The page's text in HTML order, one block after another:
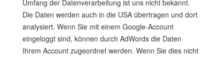
Umfang der Datenverarbeitung ist uns nicht bekannt.
Die Daten werden auch in die USA übertragen und dort
analysiert. Wenn Sie mit einem Google-Account
eingeloggt sind, können durch AdWords die Daten
Ihrem Account zugeordnet werden. Wenn Sie dies nicht